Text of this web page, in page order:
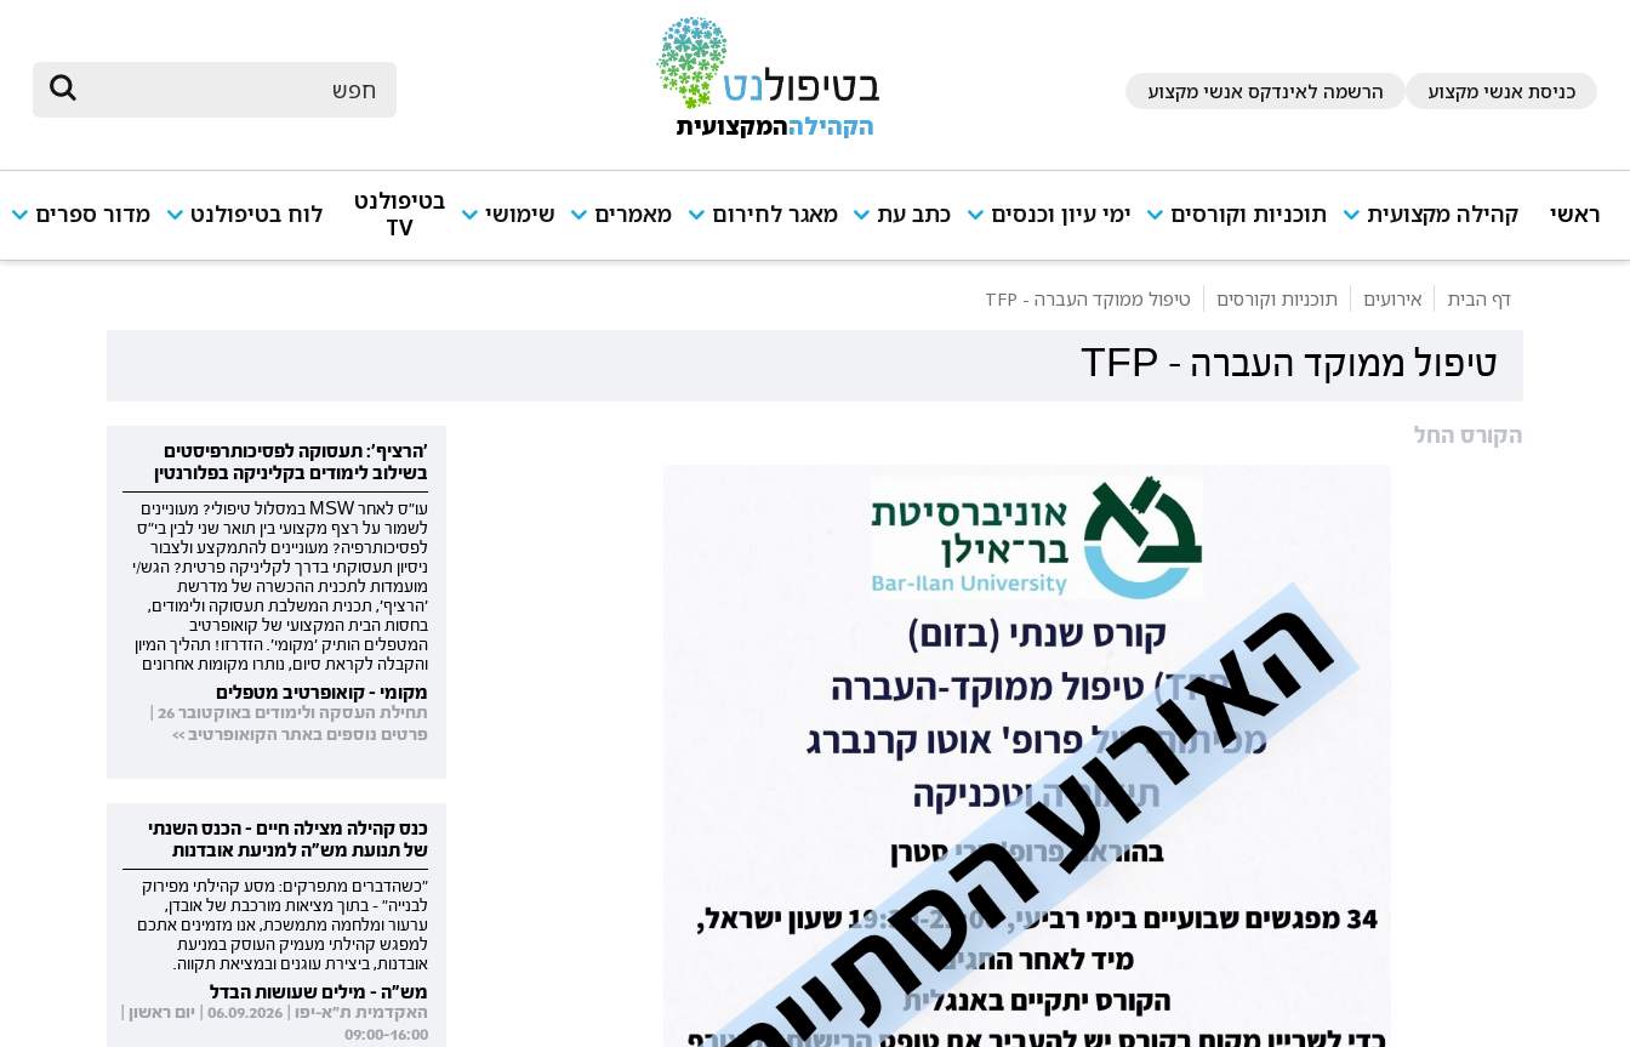
כניסת אנשי מקצוע הרשמה לאינדקס אנשי מקצוע
הקהילההמקצועית
ראשי קהילה מקצועית תוכניות וקורסים ימי עיון וכנסים כתב עת מאגר לחירום מאמרים שימושי
בטיפולנט
TV
לוח בטיפולנט מדור ספרים
דף הבית אירועים תוכניות וקורסים טיפול ממוקד העברה - TFP
טיפול ממוקד העברה - TFP
הקורס החל
'הרציף': תעסוקה לפסיכותרפיסטים
בשילוב לימודים בקליניקה בפלורנטין
עו"ס לאחר MSW במסלול טיפולי? מעוניינים
לשמור על רצף מקצועי בין תואר שני לבין בי"ס
לפסיכותרפיה? מעוניינים להתמקצע ולצבור
ניסיון תעסוקתי בדרך לקליניקה פרטית? הגש/י
מועמדות לתכנית ההכשרה של מדרשת
'הרציף', תכנית המשלבת תעסוקה ולימודים,
בחסות הבית המקצועי של קואופרטיב
המטפלים הותיק 'מקומי'. הזדרזו! תהליך המיון
והקבלה לקראת סיום, נותרו מקומות אחרונים
מקומי - קואופרטיב מטפלים
תחילת העסקה ולימודים באוקטובר 26 |
פרטים נוספים באתר הקואופרטיב >>
כנס קהילה מצילה חיים - הכנס השנתי
של תנועת מש"ה למניעת אובדנות
"כשהדברים מתפרקים: מסע קהילתי מפירוק
לבנייה" - בתוך מציאות מורכבת של אובדן,
ערעור ומלחמה מתמשכת, אנו מזמינים אתכם
למפגש קהילתי מעמיק העוסק במניעת
אובדנות, ביצירת עוגנים ובמציאת תקווה.
מש"ה - מילים שעושות הבדל
האקדמית ת"א-יפו | 06.09.2026 | יום ראשון |
09:00-16:00